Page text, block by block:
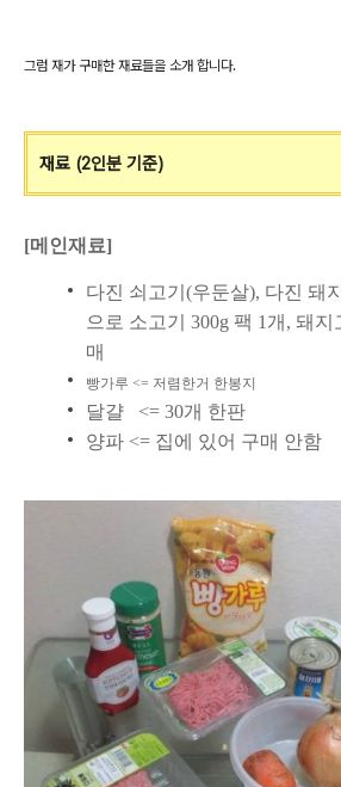
그럼 재가 구매한 재료들을 소개 합니다.
재료 (2인분 기준)
[메인재료]
다진 쇠고기(우둔살), 다진 돼
으로 소고기 300g 팩 1개, 돼지
매
빵가루 <= 저렴한거 한봉지
달걀 <= 30개 한판
양파 <= 집에 있어 구매 안함